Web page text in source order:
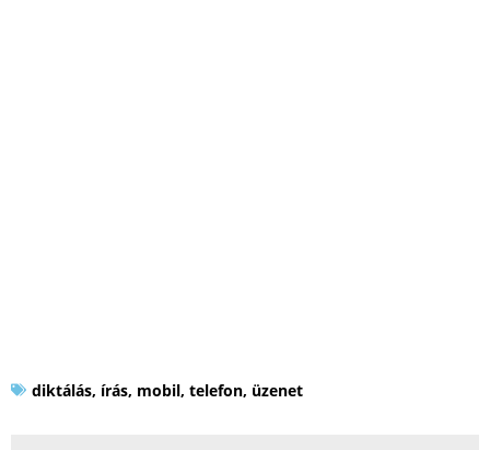
diktálás, írás, mobil, telefon, üzenet